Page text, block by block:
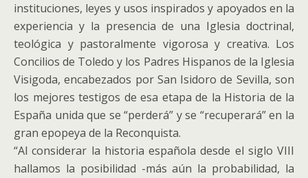
instituciones, leyes y usos inspirados y apoyados en la
experiencia y la presencia de una Iglesia doctrinal,
teológica y pastoralmente vigorosa y creativa. Los
Concilios de Toledo y los Padres Hispanos de la Iglesia
Visigoda, encabezados por San Isidoro de Sevilla, son
los mejores testigos de esa etapa de la Historia de la
España unida que se “perderá” y se “recuperará” en la
gran epopeya de la Reconquista.
“Al considerar la historia española desde el siglo VIII
hallamos la posibilidad -más aún la probabilidad, la